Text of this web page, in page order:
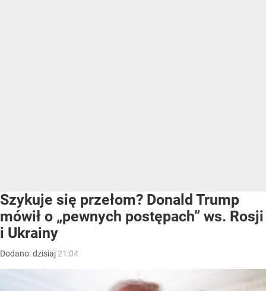
Szykuje się przełom? Donald Trump
mówił o „pewnych postępach” ws. Rosji
i Ukrainy
Dodano:dzisiaj 21:04